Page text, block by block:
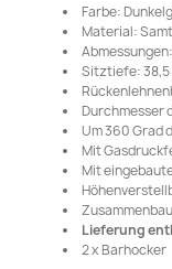
Farbe:
Material:
Sitztiefe: 38,5
Durchmesser
Um 360 Grad
Mit
Mit
Lieferung
2 x Barhocker